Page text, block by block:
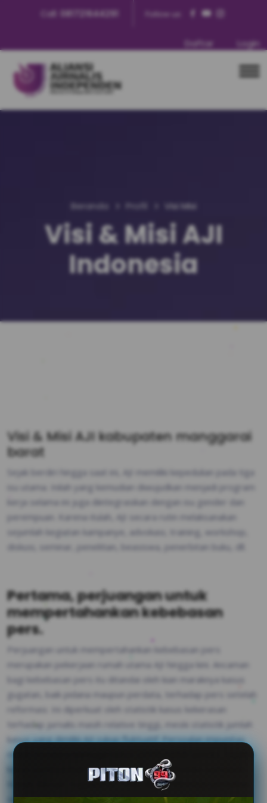
Call: 081721644291 Follow us:
Daftar Login
Beranda Visi Misi
Visi & Misi AJI
Indonesia
Visi & Misi AJI kabupaten manggarai
barat
Sejak berdiri hingga saat ini, AJI memiliki kepedulian pada tiga
isu utama. Inilah yang kemudian diwujudkan menjadi program
kerja selama ini juga diintegrasikan dengan isu gender dan
perempuan. Karena itulah, AJI secara rutin melaksanakan
sejumlah kegiatan kampanye, advokasi, training, workshop,
diskusi, seminar, penelitian, beasiswa, penerbitan buku, dll.
Pertama, perjuangan untuk
mempertahankan kebebasan
pers.
Perjuangan untuk mempertahankan kebebasan pers
merupakan pekerjaan rumah utama AJI hingga kini. Ancaman
bagi kebebasan pers itu ditandai oleh kian maraknya kasus
gugatan, baik pidana maupun perdata, terhadap pers setelah
reformasi. Ini diperkuat oleh statistik kasus kekerasan
terhadap jurnalis masih relative tinggi, meski statistik jumlah
kasus yang dimiliki AJI cukup fluktuatif. Persoalan impunitas
masih mendera berbagai kasus pembunuhan jurnalis. Seperti
kasus pembunuhan Fuad Muhammad Syafruddin wartawan
Harian Bernas Yogyakarta, 1996. AJI memberikan perhatian
serius atas perkembangan tiap tahun kasus ini. Untuk